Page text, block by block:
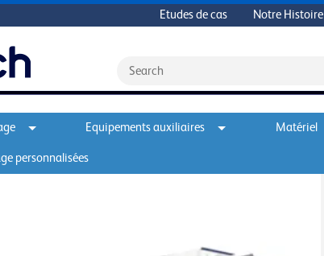
Etudes de cas Notre Histoire
Equipements auxiliaires Matériel
personnalisées